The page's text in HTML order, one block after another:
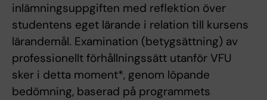
inlämningsuppgiften med reflektion över
studentens eget lärande i relation till kursens
lärandemål. Examination (betygsättning) av
professionellt förhållningssätt utanför VFU
sker i detta moment*, genom löpande
bedömning, baserad på programmets